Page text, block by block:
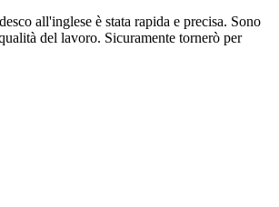
all'inglese è stata rapida e precisa. Sono
del lavoro. Sicuramente tornerò per